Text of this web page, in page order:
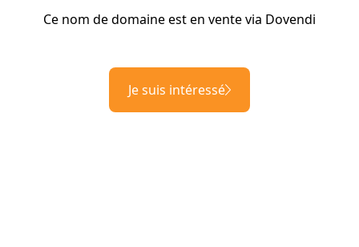
Ce nom de domaine est en vente via Dovendi
Je suis intéressé